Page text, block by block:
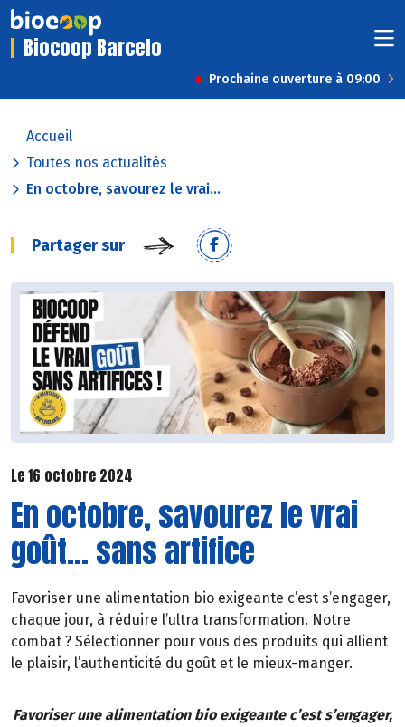
Biocoop Barcelo
Prochaine ouverture à 09:00
Accueil
Toutes nos actualités
En octobre, savourez le vrai...
Partager sur
Le 16 octobre 2024
En octobre, savourez le vrai
goût... sans artifice
Favoriser une alimentation bio exigeante c’est s’engager,
chaque jour, à réduire l’ultra transformation. Notre
combat ? Sélectionner pour vous des produits qui allient
le plaisir, l’authenticité du goût et le mieux-manger.
Favoriser une alimentation bio exigeante c’est s’engager,